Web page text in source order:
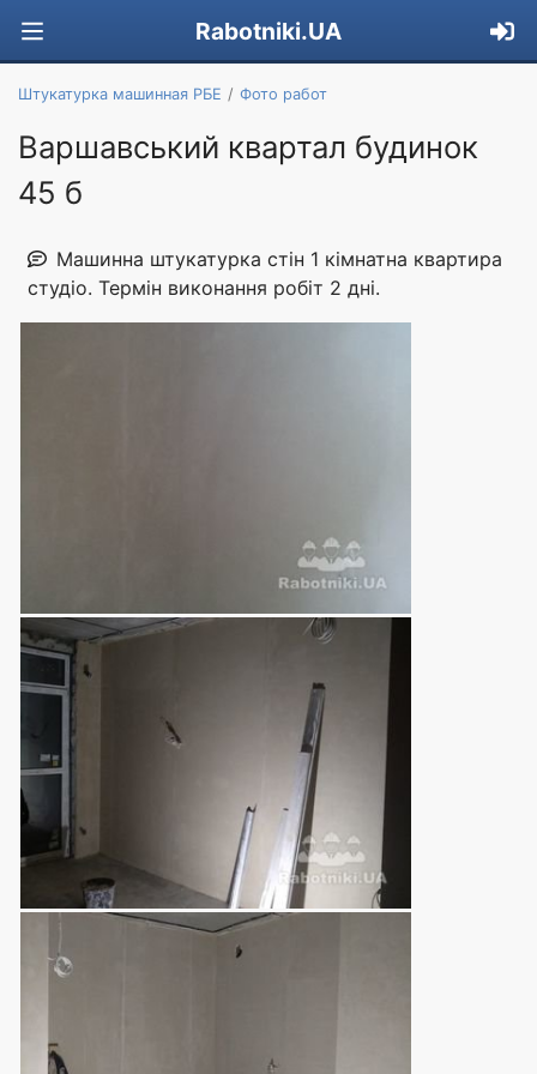
Rabotniki.UA
Штукатурка машинная РБЕ Фото работ
Варшавський квартал будинок
45 б
Машинна штукатурка стін 1 кімнатна квартира
студіо. Термін виконання робіт 2 дні.